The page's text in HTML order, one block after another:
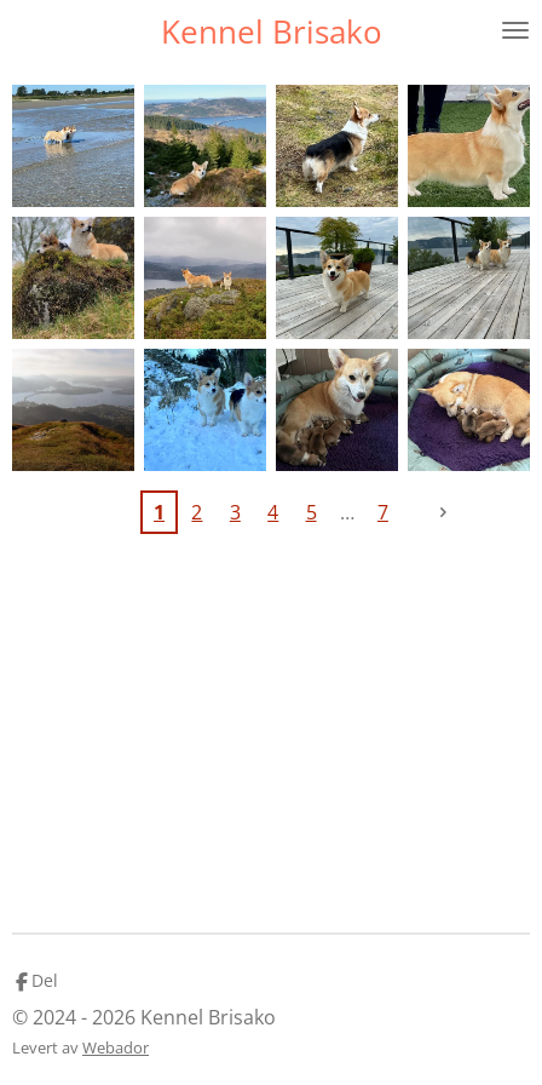
hovedinnhold
Kennel Brisako
1 2 3 4 5 7
Del
© 2024 - 2026 Kennel Brisako
Levert avWebador